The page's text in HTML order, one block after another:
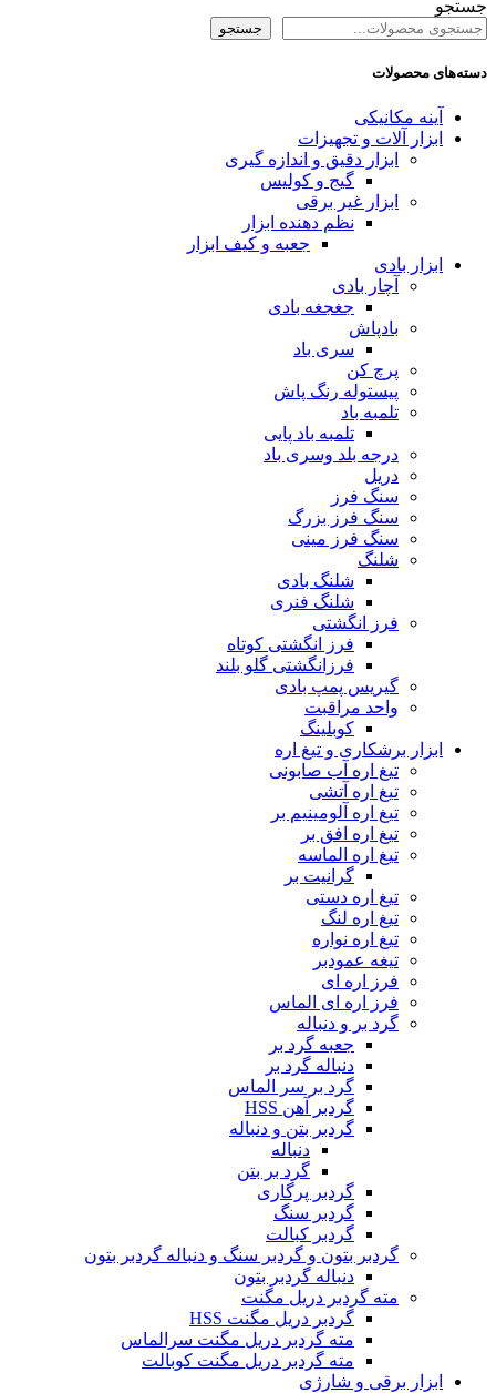
جستجو
جستجو
دسته‌های محصولات
آینه مکانیکی
ابزار آلات و تجهیزات
ابزار دقیق و اندازه گیری
گیج و کولیس
ابزار غیر برقی
نظم دهنده ابزار
جعبه و کیف ابزار
ابزار بادی
آچار بادی
جغجغه بادی
بادپاش
سری باد
پرچ کن
پیستوله رنگ پاش
تلمبه باد
تلمبه باد پایی
درجه بلد وسری باد
دریل
سنگ فرز
سنگ فرز بزرگ
سنگ فرز مینی
شلنگ
شلنگ بادی
شلنگ فنری
فرز انگشتی
فرز انگشتی کوتاه
فرزانگشتی گلو بلند
گیریس پمپ بادی
واحد مراقبت
کوبلینگ
ابزار برشکاری و تیغ اره
تیغ اره آب صابونی
تیغ اره آتشی
تیغ اره آلومینیم بر
تیغ اره افق بر
تیغ اره الماسه
گرانیت بر
تیغ اره دستی
تیغ اره لنگ
تیغ اره نواره
تیغه عمودبر
فرز اره ای
فرز اره ای الماس
گرد بر و دنباله
جعبه گرد بر
دنباله گرد بر
گرد بر سر الماس
گردبر آهن HSS
گردبر بتن و دنباله
دنباله
گرد بر بتن
گردبر پرگاری
گردبر سنگ
گردبر کبالت
گردبر بتون و گردبر سنگ و دنباله گردبر بتون
دنباله گردبر بتون
مته گردبر دریل مگنت
گردبر دریل مگنت HSS
مته گردبر دریل مگنت سرالماس
مته گردبر دریل مگنت کوبالت
ابزار برقی و شارژی